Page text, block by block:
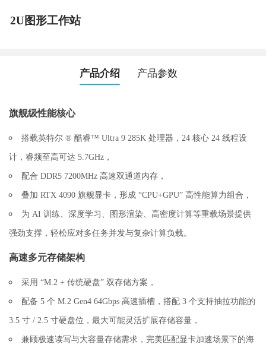
2U图形工作站
产品介绍 产品参数
旗舰级性能核心
搭载英特尔 ® 酷睿™ Ultra 9 285K 处理器，24 核心 24 线程设
计，睿频至高可达 5.7GHz，
配合 DDR5 7200MHz 高速双通道内存，
叠加 RTX 4090 旗舰显卡，形成 “CPU+GPU” 高性能算力组合，
为 AI 训练、深度学习、图形渲染、高密度计算等重载场景提供
强劲支撑，轻松应对多任务并发与复杂计算负载。
高速多元存储架构
采用 “M.2 + 传统硬盘” 双存储方案，
配备 5 个 M.2 Gen4 64Gbps 高速插槽，搭配 3 个支持抽拉功能的
3.5 寸 / 2.5 寸硬盘位，最大可能灵活扩展存储容量，
兼顾极速读写与大容量存储需求，完美匹配显卡加速场景下的海